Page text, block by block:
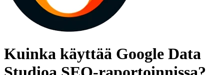
Kuinka käyttää Google Data